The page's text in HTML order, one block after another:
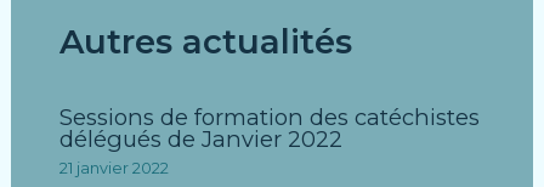
Autres actualités
Sessions de formation des catéchistes
délégués de Janvier 2022
21 janvier 2022